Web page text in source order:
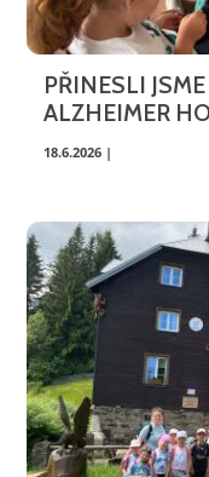
PŘINESLI
ALZHEIMER
18.6.2026 |